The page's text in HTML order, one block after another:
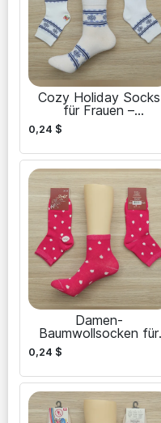
Cozy Holiday Socks
für Frauen –
Weihnachten & Neujahr
0,24 $
Damen-
Baumwollsocken für
empfindliche Haut
0,24 $